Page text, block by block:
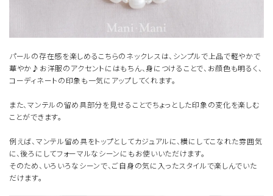
パールの存在感を楽しめるこちらのネックレスは、シンプルで上品で軽やかで
華やか♪お洋服のアクセントにはもちん、身につけることで、お顔色も明るく、
コーディネートの印象も一気にアップしてくれます。
また、マンテルの留め具部分を見せることでちょっとした印象の変化を楽しむ
ことができます。
例えば、マンテル留め具をトップとしてカジュアルに、横にしてこなれた雰囲気
に、後ろにしてフォーマルなシーンにもお使いいただけます。
そのため、いろいろなシーンで、ご自身の気に入ったスタイルで楽しんでいた
だけます。